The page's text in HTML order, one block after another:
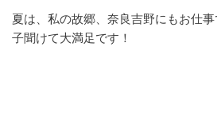
夏は、私の故郷、奈良吉野にもお仕
子聞けて大満足です！